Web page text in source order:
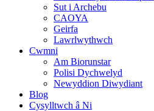
Sut i Archebu
CAOYA
Geirfa
Lawrlwythwch
Cwmni
Am Biorunstar
Polisi Dychwelyd
Newyddion Diwydiant
Blog
Cysylltwch â Ni